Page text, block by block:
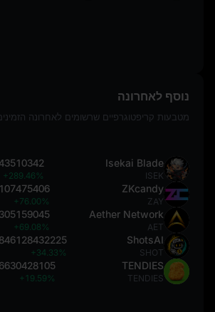
נוסף לאחרונה
מטבעות קריפטוגרפיים שרשומים לאחרונה
Isekai Blade
ISEK
+289.46%
ZKcandy
ZAY
+76.00%
Aether Network
AET
+69.08%
ShotsAI
SHOT
+34.33%
TENDIES
TENDIES
+19.59%